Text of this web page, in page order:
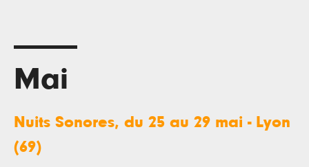
Mai
Nuits Sonores, du 25 au 29 mai - Lyon
(69)